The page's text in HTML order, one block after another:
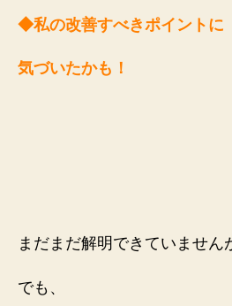
◆私の改善すべきポイントに
気づいたかも！
まだまだ解明できていません
でも、